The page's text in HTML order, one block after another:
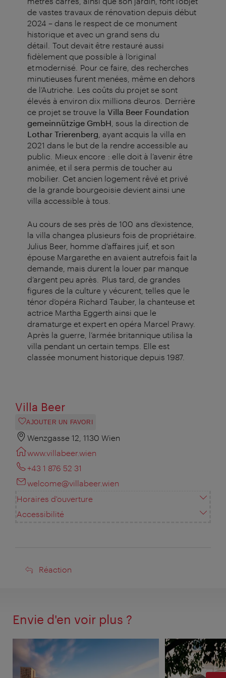
de vastes travaux de rénovation depuis début
2024 – dans le respect de ce monument
historique et avec un grand sens du
détail. Tout devait être restauré aussi
fidèlement que possible à l’original
et modernisé. Pour ce faire, des recherches
minutieuses furent menées, même en dehors
de l’Autriche. Les coûts du projet se sont
élevés à environ dix millions d’euros. Derrière
ce projet se trouve la Villa Beer Foundation
gemeinnützige GmbH , sous la direction de
Lothar Trierenberg , ayant acquis la villa en
2021 dans le but de la rendre accessible au
public. Mieux encore : elle doit à l’avenir être
animée, et il sera permis de toucher au
mobilier. Cet ancien logement rêvé et privé
de la grande bourgeoisie devient ainsi une
villa accessible à tous.
Au cours de ses près de 100 ans d’existence,
la villa changea plusieurs fois de propriétaire.
Julius Beer, homme d’affaires juif, et son
épouse Margarethe en avaient autrefois fait la
demande, mais durent la louer par manque
d’argent peu après. Plus tard, de grandes
figures de la culture y vécurent, telles que le
ténor d’opéra Richard Tauber, la chanteuse et
actrice Martha Eggerth ainsi que le
dramaturge et expert en opéra Marcel Prawy.
Après la guerre, l’armée britannique utilisa la
villa pendant un certain temps. Elle est
classée monument historique depuis 1987.
Villa Beer
AJOUTER UN FAVORI
Wenzgasse 12, 1130 Wien
www.villabeer.wien
+43 1 876 52 31
welcome@villabeer.wien
Horaires d'ouverture
Accessibilité
Réaction
Réaction
Envie d'en voir plus ?